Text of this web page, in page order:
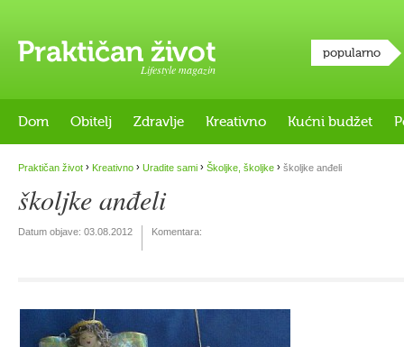
Lifestyle magazin
popularno
Dom Obitelj Zdravlje Kreativno Kućni budžet
Praktičan život › Kreativno › Uradite sami › Školjke, školjke › školjke anđeli
školjke anđeli
Datum objave: 03.08.2012 Komentara: